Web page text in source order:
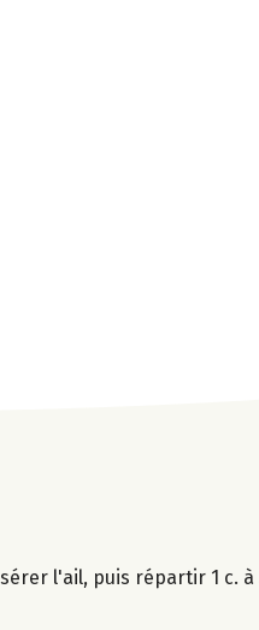
l'ail, puis répartir 1 c. à